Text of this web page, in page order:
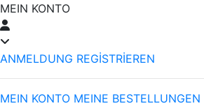
MEIN KONTO
ANMELDUNG REGİSTRİEREN
MEIN KONTO MEINE BESTELLUNGEN